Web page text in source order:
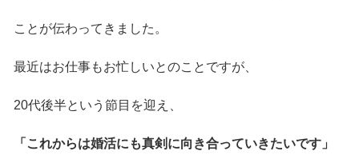
ことが伝わってきました。
最近はお仕事もお忙しいとのことですが、
20代後半という節目を迎え、
「これからは婚活にも真剣に向き合っていきたいです」